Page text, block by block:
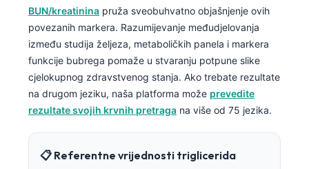
BUN/kreatinina pruža sveobuhvatno objašnjenje ovih
povezanih markera. Razumijevanje međudjelovanja
između studija željeza, metaboličkih panela i markera
funkcije bubrega pomaže u stvaranju potpune slike
cjelokupnog zdravstvenog stanja. Ako trebate rezultate
na drugom jeziku, naša platforma može prevedite
rezultate svojih krvnih pretraga na više od 75 jezika.
📋 Referentne vrijednosti triglicerida
فارسی
Dansk
Nederlands
Bahasa Indonesia
Հայերեն